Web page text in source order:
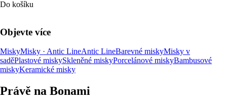
Do košíku
Objevte více
MiskyMisky · Antic LineAntic LineBarevné miskyMisky v
saděPlastové miskySkleněné miskyPorcelánové miskyBambusové
miskyKeramické misky
Právě na Bonami